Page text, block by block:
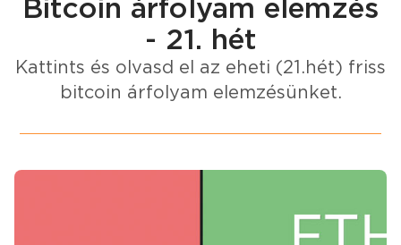
Bitcoin árfolyam elemzés
- 21. hét
Kattints és olvasd el az eheti (21.hét) friss
bitcoin árfolyam elemzésünket.